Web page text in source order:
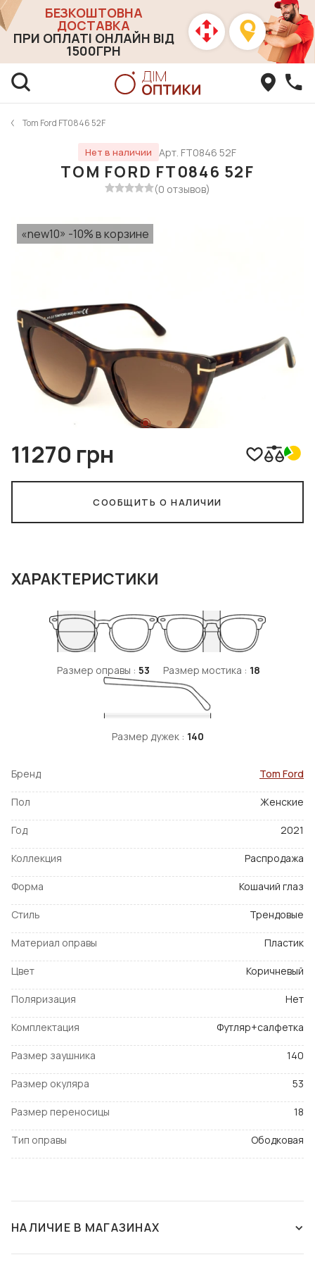
БЕЗКОШТОВНА
ДОСТАВКА
ПРИ ОПЛАТІ ОНЛАЙН ВІД
1500ГРН
Tom Ford FT0846 52F
Нет в наличии Арт. FT0846 52F
TOM FORD FT0846 52F
(0 отзывов)
«new10» -10% в корзине
11270 грн
СООБЩИТЬ О НАЛИЧИИ
ХАРАКТЕРИСТИКИ
Размер оправы : 53 Размер мостика : 18
Размер дужек : 140
Бренд Tom Ford
Пол Женские
Год 2021
Коллекция Распродажа
Форма Кошачий глаз
Стиль Трендовые
Материал оправы Пластик
Цвет Коричневый
Поляризация Нет
Комплектация Футляр+салфетка
Размер заушника 140
Размер окуляра 53
Размер переносицы 18
Тип оправы Ободковая
НАЛИЧИЕ В МАГАЗИНАХ